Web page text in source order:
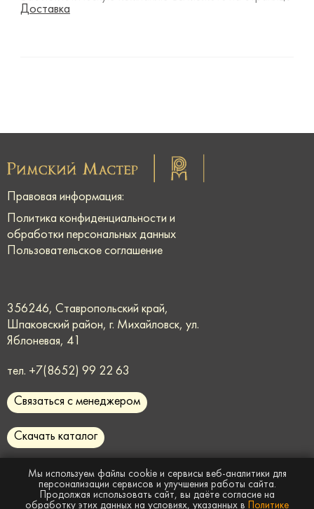
Доставка
Правовая информация:
Политика конфиденциальности и
обработки персональных данных
Пользовательское соглашение
356246, Ставропольский край,
Шпаковский район, г. Михайловск, ул.
Яблоневая, 41
тел. +7(8652) 99 22 63
Связаться с менеджером
Скачать каталог
request@rmmaster.ru
Сайт носит информационный характер и не
Мы используем файлы cookie и сервисы веб-аналитики для
персонализации сервисов и улучшения работы сайта.
Продолжая использовать сайт, вы даёте согласие на
обработку этих данных на условиях, указанных в Политике